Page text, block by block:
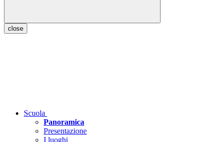
close
Scuola
Panoramica
Presentazione
I luoghi